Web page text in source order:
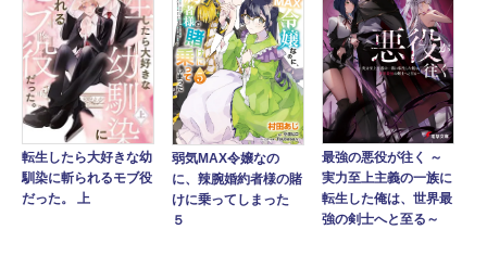
転生したら大好きな幼
馴染に斬られるモブ役
だった。 上
弱気MAX令嬢なの
に、辣腕婚約者様の賭
けに乗ってしまった
５
最強の悪役が往く ～
実力至上主義の一族に
転生した俺は、世界最
強の剣士へと至る～